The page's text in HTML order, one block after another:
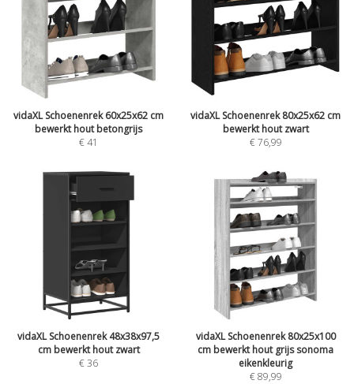
vidaXL Schoenenrek 60x25x62 cm
bewerkt hout betongrijs
€41
vidaXL Schoenenrek 80x25x62 cm
bewerkt hout zwart
€76,99
vidaXL Schoenenrek 48x38x97,5
cm bewerkt hout zwart
€36
vidaXL Schoenenrek 80x25x100
cm bewerkt hout grijs sonoma
eikenkleurig
€89,99